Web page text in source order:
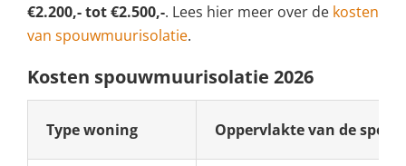
€2.200,- tot €2.500,-. Lees hier meer over de kosten
van spouwmuurisolatie.
Kosten spouwmuurisolatie 2026
Type woning Oppervlakte van de